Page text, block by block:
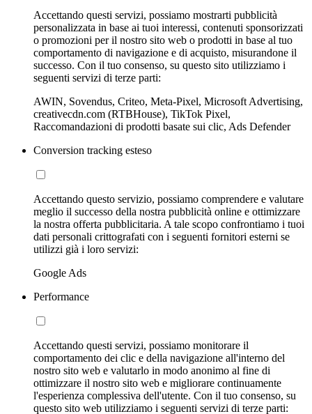
Accettando questi servizi, possiamo mostrarti pubblicità
personalizzata in base ai tuoi interessi, contenuti sponsorizzati
o promozioni per il nostro sito web o prodotti in base al tuo
comportamento di navigazione e di acquisto, misurandone il
successo. Con il tuo consenso, su questo sito utilizziamo i
seguenti servizi di terze parti:
AWIN, Sovendus, Criteo, Meta-Pixel, Microsoft Advertising,
creativecdn.com (RTBHouse), TikTok Pixel,
Raccomandazioni di prodotti basate sui clic, Ads Defender
Conversion tracking esteso
Accettando questo servizio, possiamo comprendere e valutare
meglio il successo della nostra pubblicità online e ottimizzare
la nostra offerta pubblicitaria. A tale scopo confrontiamo i tuoi
dati personali crittografati con i seguenti fornitori esterni se
utilizzi già i loro servizi:
Google Ads
Performance
Accettando questi servizi, possiamo monitorare il
comportamento dei clic e della navigazione all'interno del
nostro sito web e valutarlo in modo anonimo al fine di
ottimizzare il nostro sito web e migliorare continuamente
l'esperienza complessiva dell'utente. Con il tuo consenso, su
questo sito web utilizziamo i seguenti servizi di terze parti: